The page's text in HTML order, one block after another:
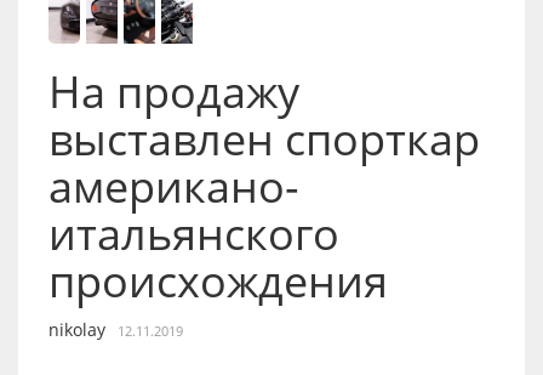
На продажу
выставлен спорткар
американо-
итальянского
происхождения
nikolay 12.11.2019